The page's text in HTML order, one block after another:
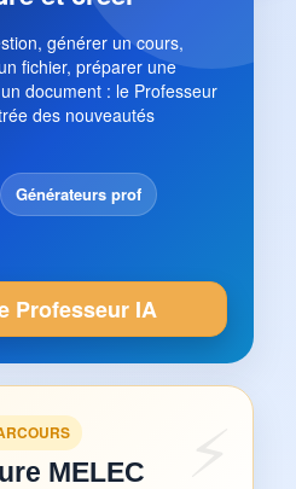
générer un cours,
fichier, préparer une
document : le Professeur
des nouveautés
Générateurs prof
Professeur IA
MELEC